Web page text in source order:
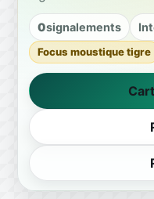
0signalements
Focus moustique tigre